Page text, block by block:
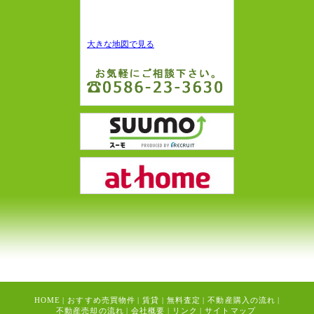
大きな地図で見る
HOME | おすすめ売買物件 | 賃貸 | 無料査定 | 不動産購入の流れ |
不動産売却の流れ | 会社概要 | リンク | サイトマップ